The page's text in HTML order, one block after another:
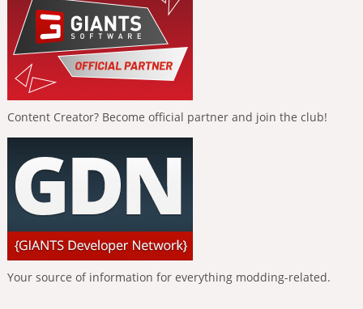
Content Creator? Become official partner and join the club!
Your source of information for everything modding-related.